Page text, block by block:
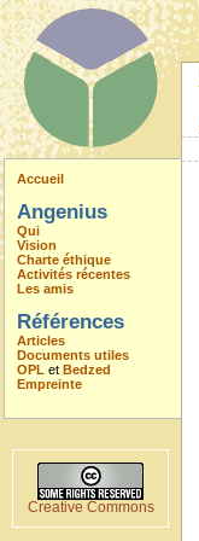
Accueil
Angenius
Qui
Vision
Charte éthique
Activités récentes
Les amis
Références
Articles
Documents utiles
OPL et Bedzed
Empreinte
Creative Commons